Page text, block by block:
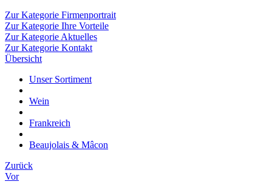
Zur Kategorie Firmenportrait
Zur Kategorie Ihre Vorteile
Zur Kategorie Aktuelles
Zur Kategorie Kontakt
Übersicht
Unser Sortiment
Wein
Frankreich
Beaujolais & Mâcon
Zurück
Vor